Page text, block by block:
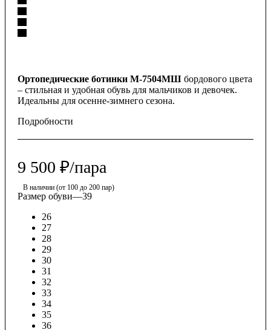
Ортопедические ботинки М-7504МШ бордового цвета
– стильная и удобная обувь для мальчиков и девочек.
Идеальны для осенне-зимнего сезона.
Подробности
9 500 ₽/пара
В наличии (от 100 до 200 пар)
Размер обуви—39
26
27
28
29
30
31
32
33
34
35
36